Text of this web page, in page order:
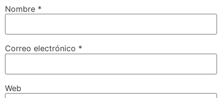
Nombre *
Correo electrónico *
Web